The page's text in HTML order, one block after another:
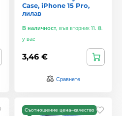
Case, iPhone 15 Pro,
лилав
В наличност, във вторник 11. 8.
у вас
3,46 €
Сравнете
Съотношение цена–качество